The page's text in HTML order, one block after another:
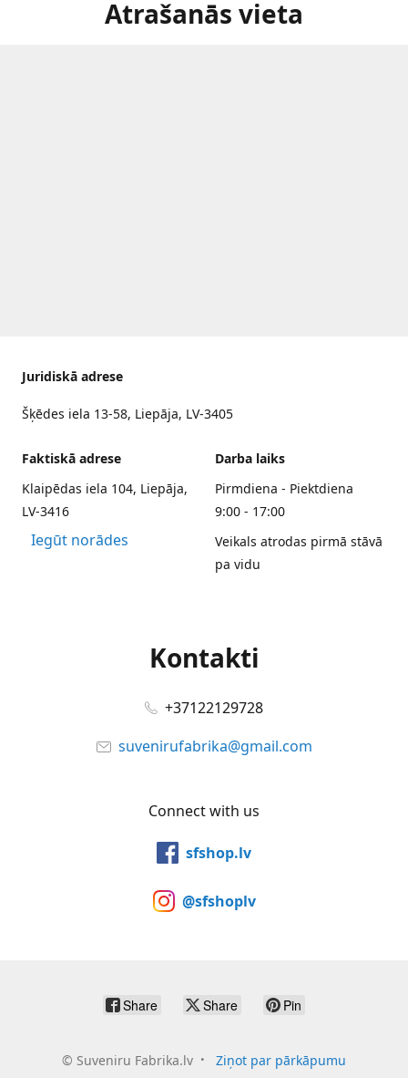
Atrašanās vieta
Juridiskā adrese
Šķēdes iela 13-58, Liepāja, LV-3405
Faktiskā adrese
Klaipēdas iela 104, Liepāja,
LV-3416
Iegūt norādes
Darba laiks
Pirmdiena - Piektdiena
9:00 - 17:00
Veikals atrodas pirmā stāvā
pa vidu
Kontakti
+37122129728
suvenirufabrika@gmail.com
Connect with us
sfshop.lv
@sfshoplv
Share Share Pin
© Suveniru Fabrika.lv Ziņot par pārkāpumu